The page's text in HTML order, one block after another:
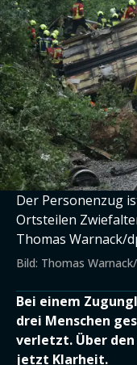
Der Personenzug
Ortsteilen
Thomas Warnack/
Bild: Thomas
Bei einem
drei Menschen
verletzt. Über den
jetzt Klarheit.